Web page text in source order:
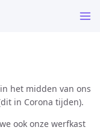
het midden van ons
in Corona tijden).
ook onze werfkast